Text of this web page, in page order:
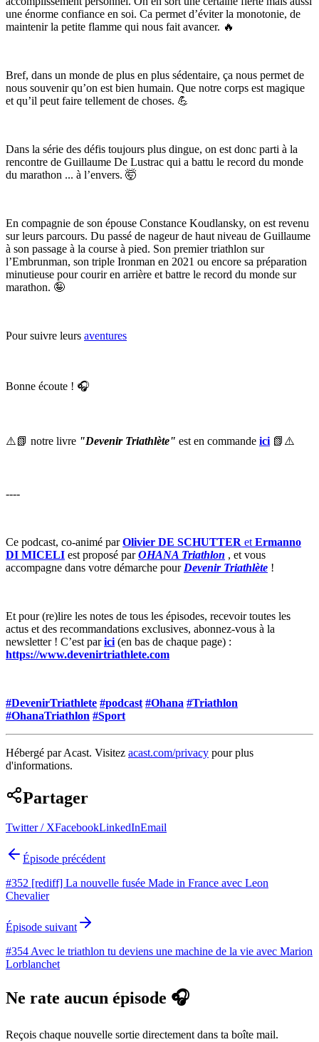
une énorme confiance en soi. Ca permet d’éviter la monotonie, de
maintenir la petite flamme qui nous fait avancer. 🔥
Bref, dans un monde de plus en plus sédentaire, ça nous permet de
nous souvenir qu’on est bien humain. Que notre corps est magique
et qu’il peut faire tellement de choses. 💪
Dans la série des défis toujours plus dingue, on est donc parti à la
rencontre de Guillaume De Lustrac qui a battu le record du monde
du marathon ... à l’envers. 🤯
En compagnie de son épouse Constance Koudlansky, on est revenu
sur leurs parcours. Du passé de nageur de haut niveau de Guillaume
à son passage à la course à pied. Son premier triathlon sur
l’Embrunman, son triple Ironman en 2021 ou encore sa préparation
minutieuse pour courir en arrière et battre le record du monde sur
marathon. 🤪
Pour suivre leurs aventures
Bonne écoute ! 🎧
⚠️📗 notre livre "Devenir Triathlète" est en commande ici 📗⚠️
----
Ce podcast, co-animé parOlivier DE SCHUTTER et Ermanno
DI MICELI est proposé parOHANA Triathlon , et vous
accompagne dans votre démarche pour Devenir Triathlète !
Et pour (re)lire les notes de tous les épisodes, recevoir toutes les
actus et des recommandations exclusives, abonnez-vous à la
newsletter ! C’est parici (en bas de chaque page) :
https://www.devenirtriathlete.com
#DevenirTriathlete #podcast #Ohana #Triathlon
#OhanaTriathlon #Sport
Hébergé par Acast. Visitez acast.com/privacy pour plus
d'informations.
Partager
Twitter / XFacebookLinkedInEmail
Épisode précédent
#352 [rediff] La nouvelle fusée Made in France avec Leon
Chevalier
Épisode suivant
#354 Avec le triathlon tu deviens une machine de la vie avec Marion
Lorblanchet
Ne rate aucun épisode 🎧
Reçois chaque nouvelle sortie directement dans ta boîte mail.